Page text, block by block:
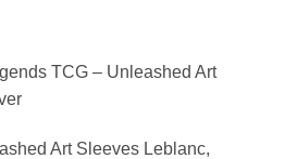
TCG – Unleashed Art
Art Sleeves Leblanc,